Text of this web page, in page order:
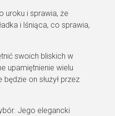
uroku i sprawia, że
i lśniąca, co sprawia,
swoich bliskich w
upamiętnienie wielu
on służył przez
Jego elegancki